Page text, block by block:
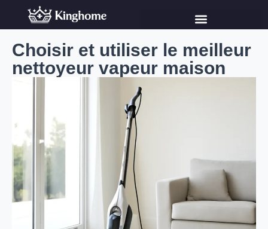
Choisir et utiliser le meilleur
nettoyeur vapeur maison